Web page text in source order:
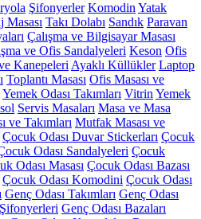
Şifonyerler Komodin Yatak
Masası Takı Dolabı Sandık Paravan
Çalışma ve Bilgisayar Masası
ve Ofis Sandalyeleri Keson Ofis
Kanepeleri Ayaklı Küllükler Laptop
Toplantı Masası Ofis Masası ve
Yemek Odası Takımları Vitrin Yemek
Servis Masaları Masa ve Masa
ve Takımları Mutfak Masası ve
Çocuk Odası Duvar Stickerları Çocuk
Odası Sandalyeleri Çocuk
Odası Masası Çocuk Odası Bazası
Çocuk Odası Komodini Çocuk Odası
Genç Odası Takımları Genç Odası
Genç Odası Bazaları